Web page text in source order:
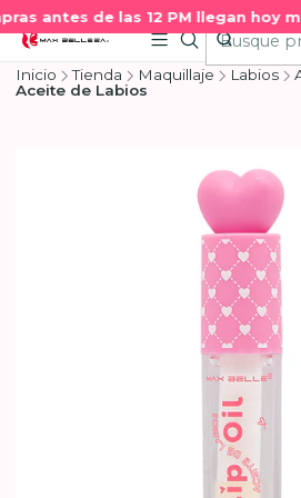
antes de las 12 PM llegan hoy
Inicio Tienda Maquillaje Labios
Aceite de Labios